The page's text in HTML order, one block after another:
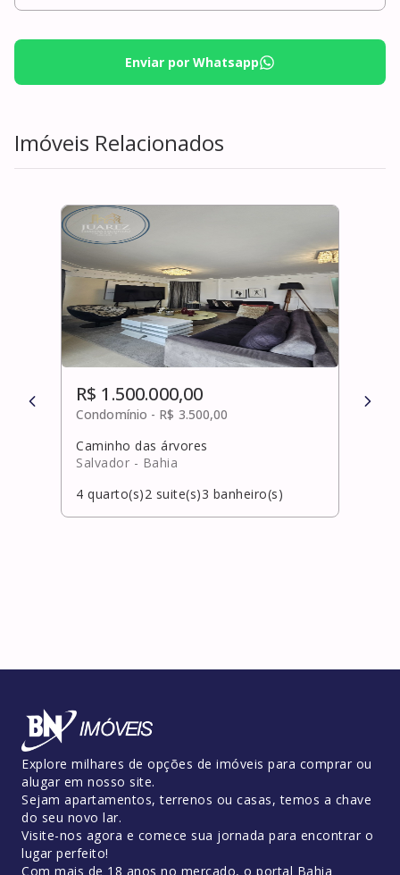
Enviar por Whatsapp
Imóveis Relacionados
R$ 1.500.000,00
Condomínio - R$ 3.500,00
Caminho das árvores
Salvador - Bahia
4 quarto(s)2 suite(s)3 banheiro(s)
R$
Explore milhares de opções de imóveis para comprar ou
alugar em nosso site.
Sejam apartamentos, terrenos ou casas, temos a chave
do seu novo lar.
Visite-nos agora e comece sua jornada para encontrar o
lugar perfeito!
Com mais de 18 anos no mercado, o portal Bahia